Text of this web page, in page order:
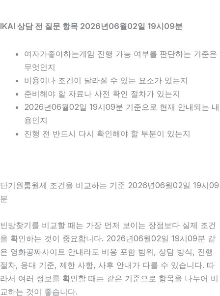
IKAI 상담 전 질문 항목 2026년06월02일 19시09분
여자가좋아하는게임 진행 가능 여부를 판단하는 기준은
무엇인지
비용이나 조건이 달라질 수 있는 요소가 있는지
준비해야 할 자료나 사전 확인 절차가 있는지
2026년06월02일 19시09분 기준으로 현재 안내되는 내
용인지
진행 전 반드시 다시 확인해야 할 부분이 있는지
단기원룸월세 조건을 비교하는 기준 2026년06월02일 19시09
분
빈방찾기를 비교할 때는 가장 먼저 보이는 장점보다 실제 조건
을 확인하는 것이 중요합니다. 2026년06월02일 19시09분 같
은 영화공짜사이트 안내라도 비용 포함 범위, 상담 방식, 진행
절차, 응대 기준, 제한 사항, 사후 안내가 다를 수 있습니다. 따
라서 여러 정보를 확인할 때는 같은 기준으로 항목을 나누어 비
교하는 것이 좋습니다.